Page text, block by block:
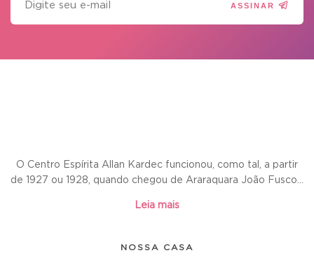
ASSINAR
O Centro Espírita Allan Kardec funcionou, como tal, a partir
de 1927 ou 1928, quando chegou de Araraquara João Fusco...
Leia mais
NOSSA CASA